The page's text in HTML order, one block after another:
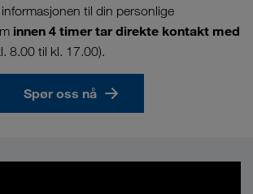
til din personlige
innen 4 timer tar direkte kontakt med
8.00 til kl. 17.00).
Spør oss nå